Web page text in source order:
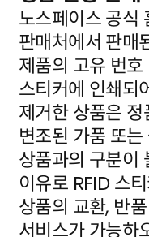
노스페이스 공식
판매처에서 판매
제품의 고유 번
스티커에 인쇄되
제거한 상품은 정
변조된 가품 또는
상품과의 구분이
이유로 RFID 스
상품의 교환, 반
서비스가 가능하